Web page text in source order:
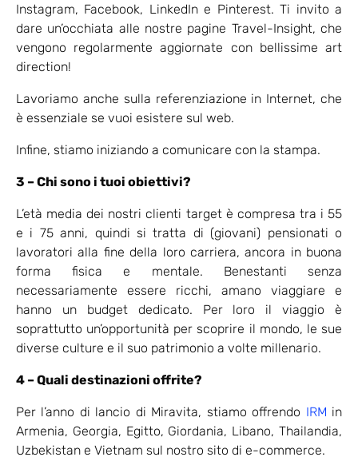
Instagram, Facebook, LinkedIn e Pinterest. Ti invito a
dare un’occhiata alle nostre pagine Travel-Insight, che
vengono regolarmente aggiornate con bellissime art
direction!
Lavoriamo anche sulla referenziazione in Internet, che
è essenziale se vuoi esistere sul web.
Infine, stiamo iniziando a comunicare con la stampa.
3 – Chi sono i tuoi obiettivi?
L’età media dei nostri clienti target è compresa tra i 55
e i 75 anni, quindi si tratta di (giovani) pensionati o
lavoratori alla fine della loro carriera, ancora in buona
forma fisica e mentale. Benestanti senza
necessariamente essere ricchi, amano viaggiare e
hanno un budget dedicato. Per loro il viaggio è
soprattutto un’opportunità per scoprire il mondo, le sue
diverse culture e il suo patrimonio a volte millenario.
4 – Quali destinazioni offrite?
Per l’anno di lancio di Miravita, stiamo offrendo IRM in
Armenia, Georgia, Egitto, Giordania, Libano, Thailandia,
Uzbekistan e Vietnam sul nostro sito di e-commerce.